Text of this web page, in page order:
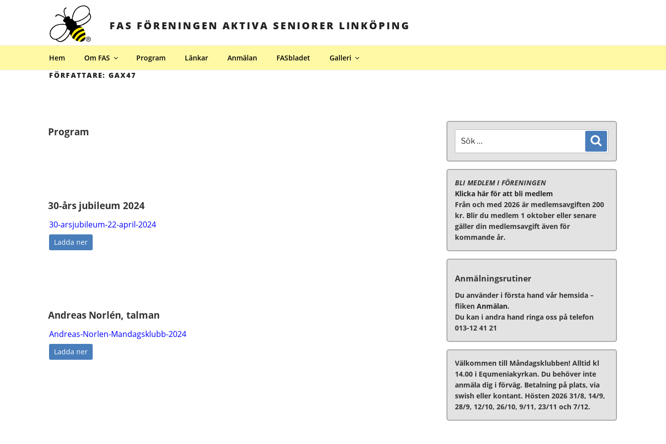
FAS FÖRENINGEN AKTIVA SENIORER LINKÖPING
Hem Om FAS Program Länkar Anmälan FASbladet
Galleri
FÖRFATTARE:GAX47
Program
30-års jubileum 2024
30-arsjubileum-22-april-2024
Ladda ner
Andreas Norlén, talman
Andreas-Norlen-Mandagsklubb-2024
Ladda ner
efter:
BLI MEDLEM I FÖRENINGEN
Klicka här för att bli medlem
Från och med 2026 är medlemsavgiften 200
kr. Blir du medlem 1 oktober eller senare
gäller din medlemsavgift även för
kommande år.
Anmälningsrutiner
Du använder i första hand vår hemsida –
fliken Anmälan.
Du kan i andra hand ringa oss på telefon
013-12 41 21
Välkommen till Måndagsklubben! Alltid kl
14.00 i Equmeniakyrkan. Du behöver inte
anmäla dig i förväg. Betalning på plats, via
swish eller kontant. Hösten 2026 31/8, 14/9,
28/9, 12/10, 26/10, 9/11, 23/11 och 7/12.